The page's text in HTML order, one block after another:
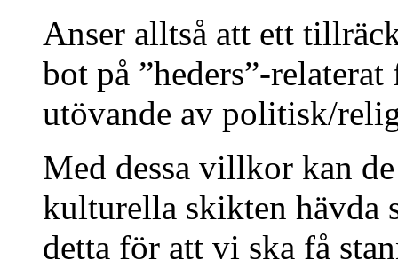
Anser alltså att ett
bot på ”heders”-
utövande av politisk/
Med dessa villkor kan
kulturella skikten hävda
detta för att vi ska få